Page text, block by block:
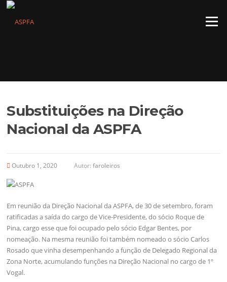
Saltar
Menu
Substituições na Direção
Nacional da ASPFA
Outubro 1, 2020 Autor:faroleiros
Em reunião da Direção Nacional da ASPFA, de 30 de setembro, foram
ratificadas a saída do cargo de Vice-Presidente, do sócio Roque de
Pina, cargo esse que foi ocupado pelo sócio Edgar Bentes, por
nomeação. Na mesma reunião foi também nomeado o sócio Carlos
Rosado que vinha desempenhando a função de Delegado Regional da
Zona Norte, acumulando funções na Direção Nacional no cargo de 1º
Vogal.